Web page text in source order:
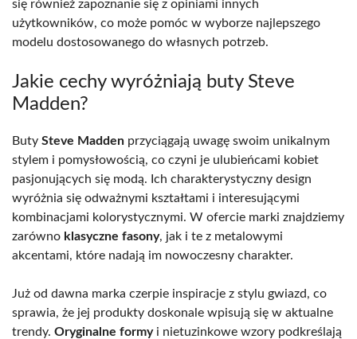
się również zapoznanie się z opiniami innych
użytkowników, co może pomóc w wyborze najlepszego
modelu dostosowanego do własnych potrzeb.
Jakie cechy wyróżniają buty Steve
Madden?
Buty Steve Madden przyciągają uwagę swoim unikalnym
stylem i pomysłowością, co czyni je ulubieńcami kobiet
pasjonujących się modą. Ich charakterystyczny design
wyróżnia się odważnymi kształtami i interesującymi
kombinacjami kolorystycznymi. W ofercie marki znajdziemy
zarówno klasyczne fasony, jak i te z metalowymi
akcentami, które nadają im nowoczesny charakter.
Już od dawna marka czerpie inspiracje z stylu gwiazd, co
sprawia, że jej produkty doskonale wpisują się w aktualne
trendy. Oryginalne formyi nietuzinkowe wzory podkreślają